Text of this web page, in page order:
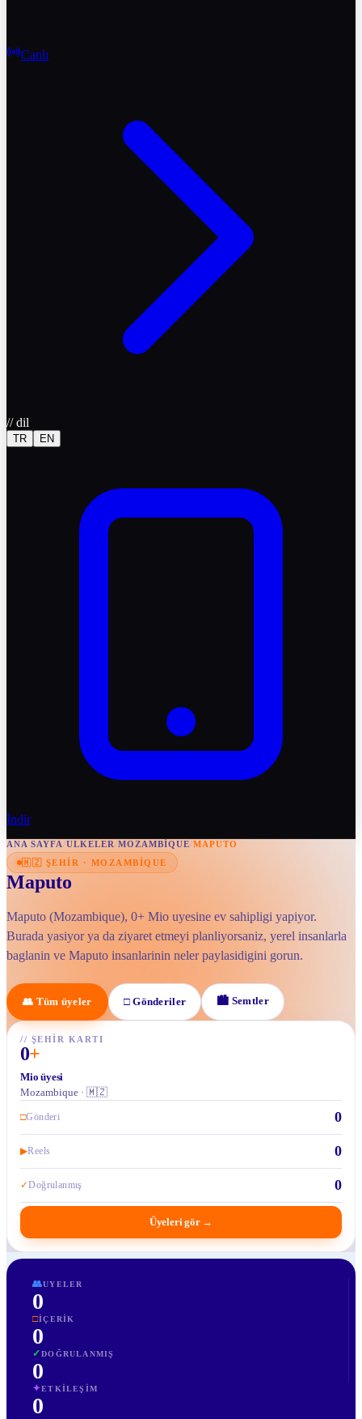
Canlı
//dil
TR EN
İndir
ANA SAYFA/ULKELER/MOZAMBIQUE/MAPUTO
🇲🇿 ŞEHIR · MOZAMBIQUE
Maputo
Maputo (Mozambique), 0+ Mio uyesine ev sahipligi yapiyor.
Burada yasiyor ya da ziyaret etmeyi planliyorsaniz, yerel insanlarla
baglanin ve Maputo insanlarinin neler paylasidigini gorun.
👥 Tüm üyeler □Gönderiler 🏙 Semtler
// ŞEHIR KARTI
0+
Mio üyesi
Mozambique · 🇲🇿
□Gönderi 0
▶Reels 0
✓Doğrulanmış 0
Üyeleri gör →
👥UYELER
0
□İÇERIK
0
✓DOĞRULANMIŞ
0
✦ETKILEŞIM
0